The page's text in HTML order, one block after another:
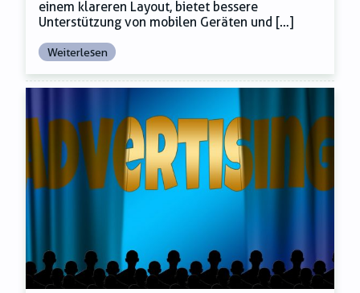
einem klareren Layout, bietet bessere
Unterstützung von mobilen Geräten und […]
Weiterlesen